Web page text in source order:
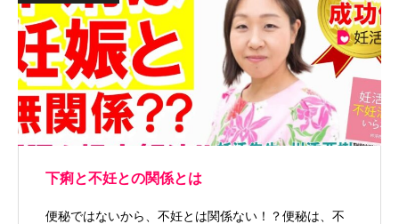
下痢と不妊との関係とは
便秘ではないから、不妊とは関係ない！？便秘は、不